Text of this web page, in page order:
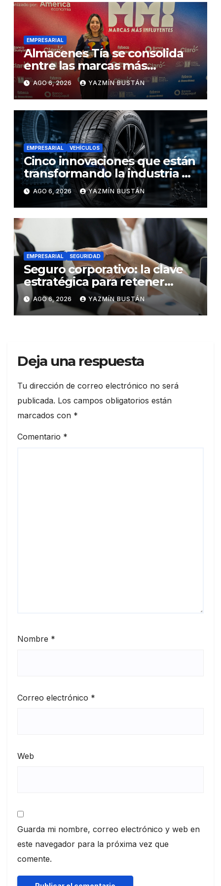
EMPRESARIAL
Almacenes Tía se consolida
entre las marcas más
influyentes del Ecuador
AGO 6, 2026 YAZMÍN BUSTÁN
EMPRESARIAL VEHÍCULOS
Cinco innovaciones que están
transformando la industria de
los neumáticos y redefinen el
futuro de la movilidad
AGO 6, 2026 YAZMÍN BUSTÁN
EMPRESARIAL SEGURIDAD
Seguro corporativo: la clave
estratégica para retener
talento en Ecuador
AGO 6, 2026 YAZMÍN BUSTÁN
Deja una respuesta
Tu dirección de correo electrónico no será
publicada. Los campos obligatorios están
marcados con *
Comentario *
Nombre *
Correo electrónico *
Web
Guarda mi nombre, correo electrónico y web en
este navegador para la próxima vez que
comente.